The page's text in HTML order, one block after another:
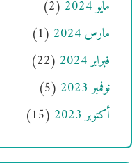
مايو 2024
(2)
مارس 2024
(1)
فبراير 2024
(22)
نوفمبر 2023
(5)
أكتوبر 2023
(15)